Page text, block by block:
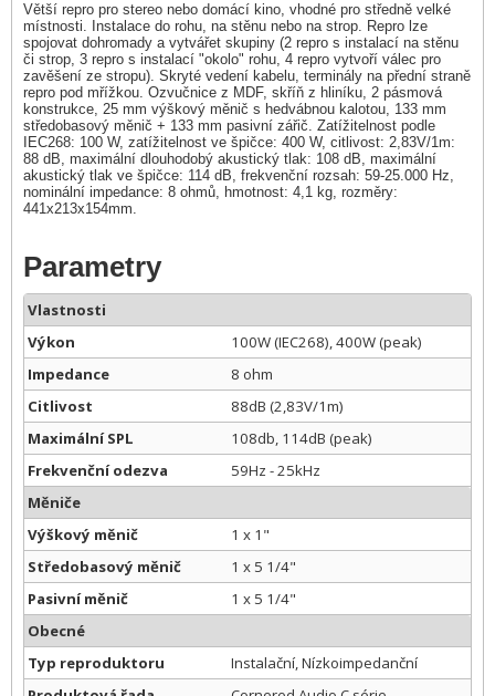
Větší repro pro stereo nebo domácí kino, vhodné pro středně velké
místnosti. Instalace do rohu, na stěnu nebo na strop. Repro lze
spojovat dohromady a vytvářet skupiny (2 repro s instalací na stěnu
či strop, 3 repro s instalací "okolo" rohu, 4 repro vytvoří válec pro
zavěšení ze stropu). Skryté vedení kabelu, terminály na přední straně
repro pod mřížkou. Ozvučnice z MDF, skříň z hliníku, 2 pásmová
konstrukce, 25 mm výškový měnič s hedvábnou kalotou, 133 mm
středobasový měnič + 133 mm pasivní zářič. Zatížitelnost podle
IEC268: 100 W, zatížitelnost ve špičce: 400 W, citlivost: 2,83V/1m:
88 dB, maximální dlouhodobý akustický tlak: 108 dB, maximální
akustický tlak ve špičce: 114 dB, frekvenční rozsah: 59-25.000 Hz,
nominální impedance: 8 ohmů, hmotnost: 4,1 kg, rozměry:
441x213x154mm.
Parametry
Vlastnosti
Výkon
100W (IEC268), 400W (peak)
Impedance
8 ohm
Citlivost
88dB (2,83V/1m)
Maximální SPL
108db, 114dB (peak)
Frekvenční odezva
59Hz - 25kHz
Měniče
Výškový měnič
1 x 1"
Středobasový měnič
1 x 5 1/4"
Pasivní měnič
1 x 5 1/4"
Obecné
Typ reproduktoru
Instalační, Nízkoimpedanční